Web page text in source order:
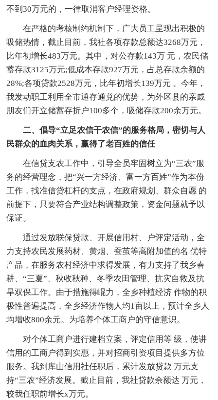
不到30万元的，一律取消客户经理资格。
在严格的考核制约机制下，广大员工呈现出积极的
吸储热情，截止目前，我社各项存款总额达3268万元，
比年初增长483万元。其中，对公存款143万 元，农民储
蓄存款3125万元;低成本存款927万元，占总存款余额的
28%;各项贷款2528万元，比年初增长139万元 。今年，
我发动职工利用全市通存通兑的优势，为外区县的亲戚
朋友们开立储蓄存折户100多个，吸储存款200余万元。
二、倡导“立足农信干农信”的服务格局，密切与人
民群众的血肉关系，赢得了老百姓的信任
在信贷支农工作中，引导全员牢固树立为“三农”服
务的经营理念，把“兴一方经济、富一方百姓”作为本份
工作，找准信贷杠杆的支点，在政府规划、群众自愿 的
前提下，只要符合产业结构调整政策，资金问题就予以
保证。
通过发放联保贷款、开展信用村、户评定活动，全
力支持农民发展药材、黄烟、蚕茧等高附加值的名 优特
产品，在服务农村经济中求得发展，有力支持了我乡春
耕、“三夏”、秋收秋种、冬季农田管理、抗灾自救及抗
旱双保工作。由于措施得崐力，全乡种植经济 作物的积
极性普遍提高，全乡经济作物人均1亩以上，预计全乡人
均增收800余元。为培养个体工商户的守信意识。
对个体工商户进行建档立案，评定信用等 级，使讲
信用的工商户得到实惠，并对招商引资项目提供多方位
服务。我到库山信用社任职后，累计发放贷款 万元支
持“三农”经济发展。截止目前，我社贷款余额达 万元，
较我任职前增长x万元。